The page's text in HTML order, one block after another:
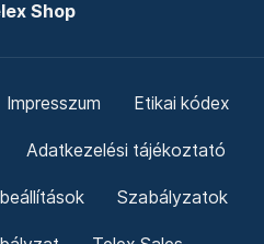
Shop
Impresszum Etikai kódex
Adatkezelési tájékoztató
Szabályzatok